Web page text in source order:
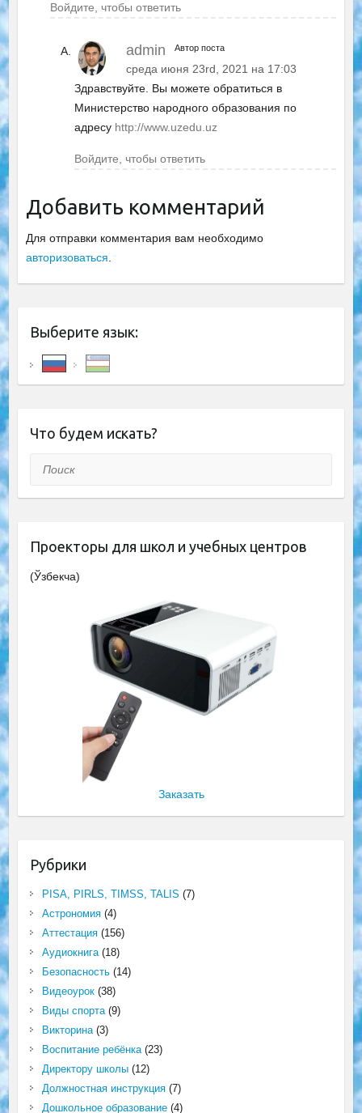
Войдите, чтобы ответить
admin Автор поста
среда июня 23rd, 2021 на 17:03
Здравствуйте. Вы можете обратиться в
Министерство народного образования по
адресу http://www.uzedu.uz
Войдите, чтобы ответить
Добавить комментарий
Для отправки комментария вам необходимо
авторизоваться.
Выберите язык:
Что будем искать?
Поиск
Проекторы для школ и учебных центров
(Ўзбекча)
Заказать
Рубрики
PISA, PIRLS, TIMSS, TALIS (7)
Астрономия(4)
Аттестация(156)
Аудиокнига(18)
Безопасность(14)
Видеоурок(38)
Виды спорта(9)
Викторина(3)
Воспитание ребёнка(23)
Директору школы(12)
Должностная инструкция(7)
Дошкольное образование(4)